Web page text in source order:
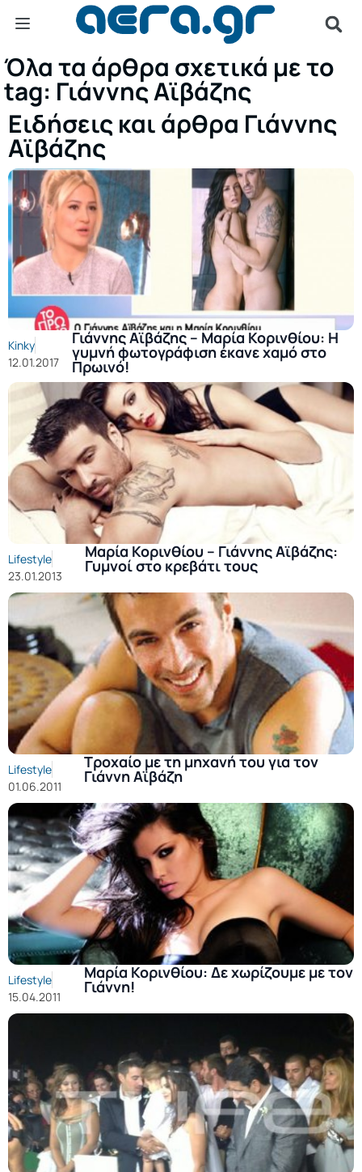
Όλα τα άρθρα σχετικά με το
tag: Γιάννης Αϊβάζης
Ειδήσεις και άρθρα Γιάννης
Αϊβάζης
Kinky
12.01.2017
Γιάννης Αϊβάζης – Μαρία Κορινθίου: Η
γυμνή φωτογράφιση έκανε χαμό στο
Πρωινό!
Lifestyle
23.01.2013
Μαρία Κορινθίου – Γιάννης Αϊβάζης:
Γυμνοί στο κρεβάτι τους
Lifestyle
01.06.2011
Τροχαίο με τη μηχανή του για τον
Γιάννη Αϊβάζη
Lifestyle
15.04.2011
Μαρία Κορινθίου: Δε χωρίζουμε με τον
Γιάννη!